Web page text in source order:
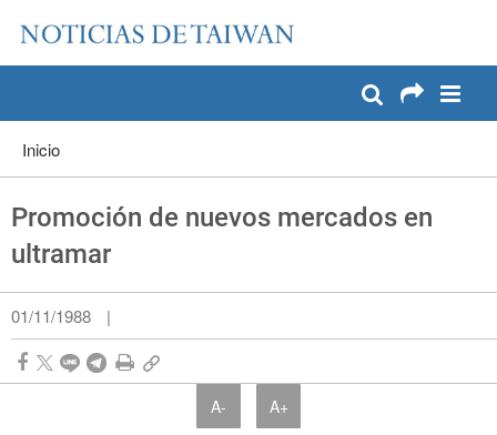
Pase a contenido principal
Inicio
Promoción de nuevos mercados en
ultramar
01/11/1988 |
A- A+